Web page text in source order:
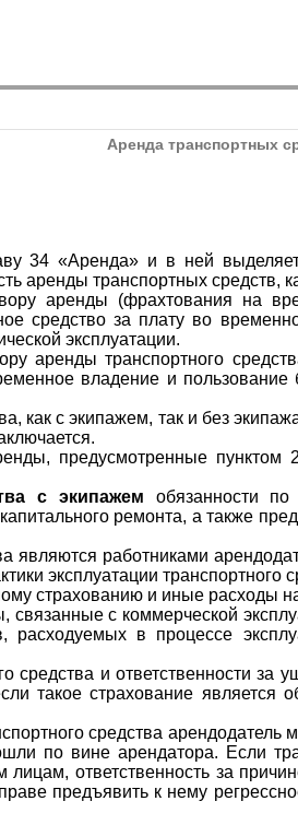
Аренда транспортных
34 «Аренда» и в ней
аренды транспортных средств,
аренды (фрахтования на
средство за плату во
эксплуатации.
аренды транспортного
владение и
как с экипажем, так и без
предусмотренные
с экипажем обязанности
ремонта, а также
являются работниками
эксплуатации транспортного
страхованию и иные расходы
связанные с коммерческой
расходуемых в процессе
средства и ответственности
такое страхование
средства
по вине арендатора. Если
ответственность за
предъявить к нему